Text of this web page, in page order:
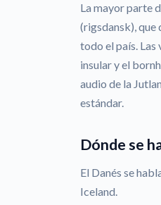
La mayor parte
(rigsdansk), que
todo el país. Las
insular y el
audio de la
estándar.
Dónde se
El Danés se
Iceland.